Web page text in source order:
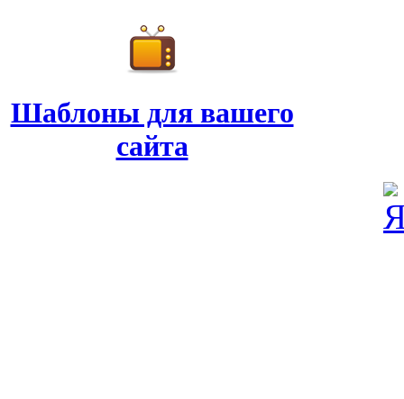
Шаблоны для вашего
сайта